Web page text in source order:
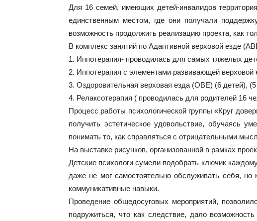
Для 16 семей, имеющих детей-инвалидов
единственным местом, где они получали
возможность продолжить реализацию проекта, как
В комплекс занятий по Адаптивной верховой езде
1. Иппотерапия- проводилась для самых тяжелых
2. Иппотерапия с элементами развивающей
3. Оздоровительная верховая езда (ОВЕ) (6 детей),
4. Релаксотерапия ( проводилась для родителей 16
Процесс работы психологической группы «Круг
получить эстетическое удовольствие, обучаясь
понимать то, как справляться с отрицательными
На выставке рисунков, организованной в рамках
Детские психологи сумели подобрать ключик
даже не мог самостоятельно обслуживать себя,
коммуникативные навыки.
Проведение общедосуговых мероприятий,
подружиться, что как следствие, дало